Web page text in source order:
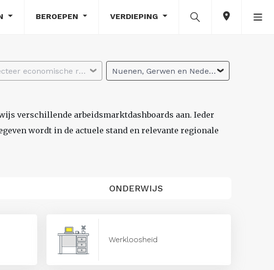
BEROEPEN VERDIEPING
Selecteer economische regio Nuenen, Gerwen en Nederwetten
verschillende arbeidsmarktdashboards aan. Ieder
wordt in de actuele stand en relevante regionale
ONDERWIJS
Werkloosheid